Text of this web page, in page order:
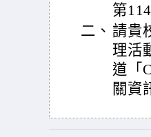
第
二、 請貴
理活
道「
關資